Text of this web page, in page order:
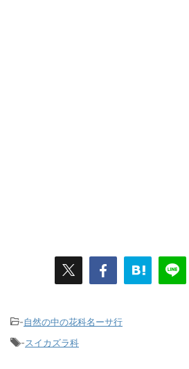
-自然の中の花科名ーサ行
-スイカズラ科